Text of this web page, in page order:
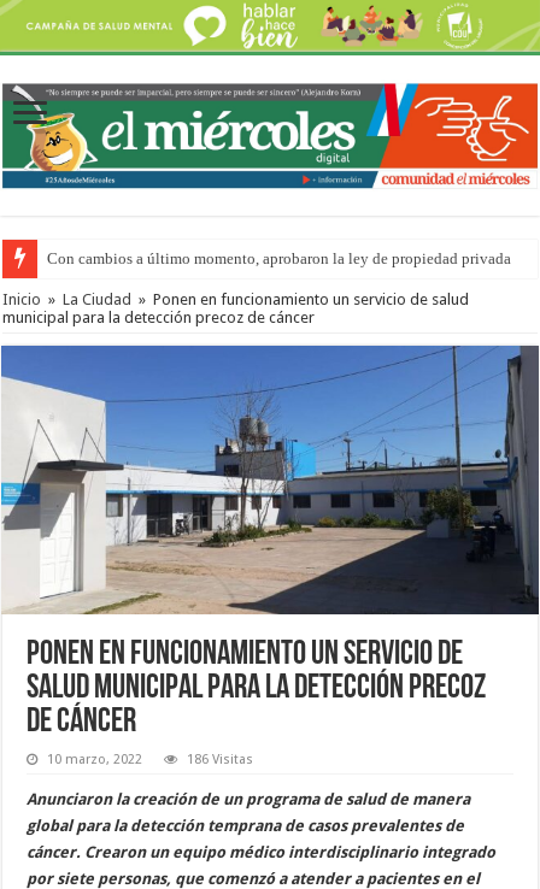
Con cambios a último momento, aprobaron la ley de propiedad privada
Inicio » La Ciudad » Ponen en funcionamiento un servicio de salud
municipal para la detección precoz de cáncer
Ponen en funcionamiento un servicio de
salud municipal para la detección precoz
de cáncer
10 marzo, 2022 186 Visitas
Anunciaron la creación de un programa de salud de manera
global para la detección temprana de casos prevalentes de
cáncer. Crearon un equipo médico interdisciplinario integrado
por siete personas, que comenzó a atender a pacientes en el